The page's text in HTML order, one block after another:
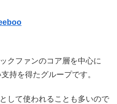
クファンのコア層を中心に
持を得たグループです。
して使われることも多いので